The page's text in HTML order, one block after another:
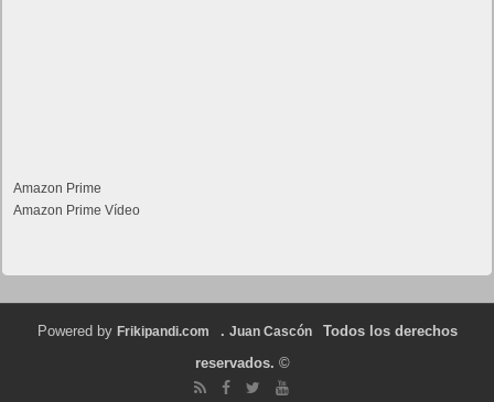
Amazon Prime
Amazon Prime Vídeo
Powered by Frikipandi.com . Juan Cascón
Todos los derechos
reservados. ©